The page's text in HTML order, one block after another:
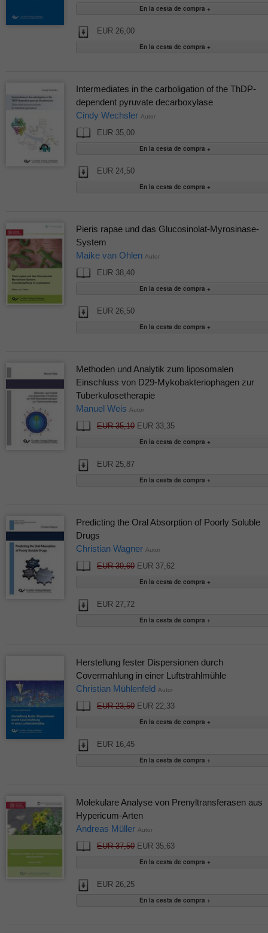
EUR 26,00
Intermediates in the carboligation of the ThDP-
dependent pyruvate decarboxylase
Cindy Wechsler Autor
EUR 35,00
EUR 24,50
Pieris rapae und das Glucosinolat-Myrosinase-
System
Maike van Ohlen Autor
EUR 38,40
EUR 26,50
Methoden und Analytik zum liposomalen
Einschluss von D29-Mykobakteriophagen zur
Tuberkulosetherapie
Manuel Weis Autor
EUR 35,10EUR 33,35
EUR 25,87
Predicting the Oral Absorption of Poorly Soluble
Drugs
Christian Wagner Autor
EUR 39,60EUR 37,62
EUR 27,72
Herstellung fester Dispersionen durch
Covermahlung in einer Luftstrahlmühle
Christian Mühlenfeld Autor
EUR 23,50EUR 22,33
EUR 16,45
Molekulare Analyse von Prenyltransferasen aus
Hypericum‐Arten
Andreas Müller Autor
EUR 37,50EUR 35,63
EUR 26,25